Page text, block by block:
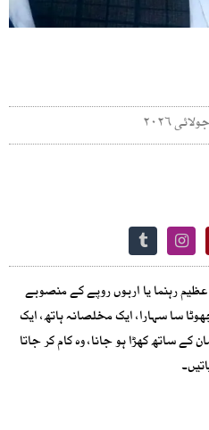
رہنما یا اربوں روپے کے منصوبے
سا سہارا، ایک مخلصانہ ہاتھ، ایک
ساتھ کھڑا ہو جانا، وہ کام کر جاتا